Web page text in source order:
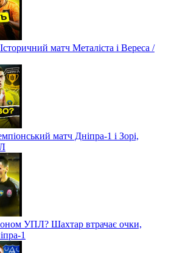
матч Металіста і Вереса /
матч Дніпра-1 і Зорі,
УПЛ? Шахтар втрачає очки,
1